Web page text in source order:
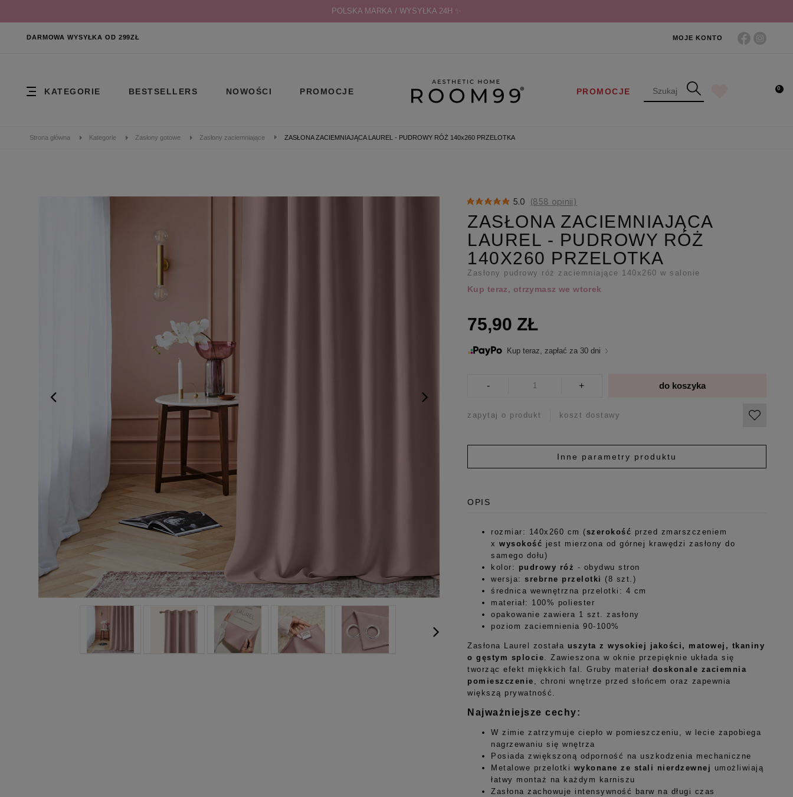
POLSKA MARKA / WYSYŁKA 24H ✨
DARMOWA WYSYŁKA OD 299ZŁ MOJE KONTO
KATEGORIE BESTSELLERS NOWOŚCI PROMOCJE PROMOCJE 0
Strona główna Kategorie Zasłony gotowe Zasłony zaciemniające ZASŁONA ZACIEMNIAJĄCA LAUREL - PUDROWY RÓŻ 140x260 PRZELOTKA
5.0 (858 opinii)
ZASŁONA ZACIEMNIAJĄCA
LAUREL - PUDROWY RÓŻ
140X260 PRZELOTKA
Zasłony pudrowy róż zaciemniające 140x260 w salonie
Kup teraz, otrzymasz we wtorek
75,90 ZŁ
Kup teraz, zapłać za 30 dni
- + do koszyka
zapytaj o produkt koszt dostawy
Inne parametry produktu
OPIS
rozmiar: 140x260 cm (szerokość przed zmarszczeniem
xwysokość jest mierzona od górnej krawędzi zasłony do
samego dołu)
kolor: pudrowy róż - obydwu stron
wersja:srebrne przelotki (8 szt.)
średnica wewnętrzna przelotki: 4 cm
materiał: 100% poliester
opakowanie zawiera 1 szt. zasłony
poziom zaciemnienia 90-100%
Zasłona Laurel została uszyta z wysokiej jakości, matowej, tkaniny
o gęstym splocie . Zawieszona w oknie przepięknie układa się
tworząc efekt miękkich fal.Gruby materiał doskonale zaciemnia
pomieszczenie
, chroni wnętrze przed słońcem oraz zapewnia
większą prywatność.
Najważniejsze cechy:
W zimie zatrzymuje ciepło w pomieszczeniu, w lecie zapobiega
nagrzewaniu się wnętrza
Posiada zwiększoną odporność na uszkodzenia mechaniczne
Metalowe przelotki wykonane ze stali nierdzewnej umożliwiają
łatwy montaż na każdym karniszu
Zasłona zachowuje intensywność barw na długi czas